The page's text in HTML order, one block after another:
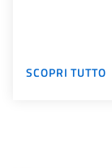
SCOPRI TUTTO